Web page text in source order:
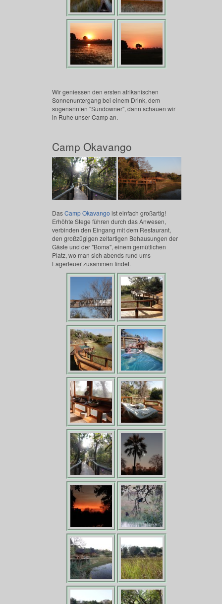
Wir geniessen den ersten afrikanischen
Sonnenuntergang bei einem Drink, dem
sogenannten "Sundowner", dann schauen wir
in Ruhe unser Camp an.
Camp Okavango
DasCamp Okavango ist einfach großartig!
Erhöhte Stege führen durch das Anwesen,
verbinden den Eingang mit dem Restaurant,
den großzügigen zeltartigen Behausungen der
Gäste und der "Boma", einem gemütlichen
Platz, wo man sich abends rund ums
Lagerfeuer zusammen findet.